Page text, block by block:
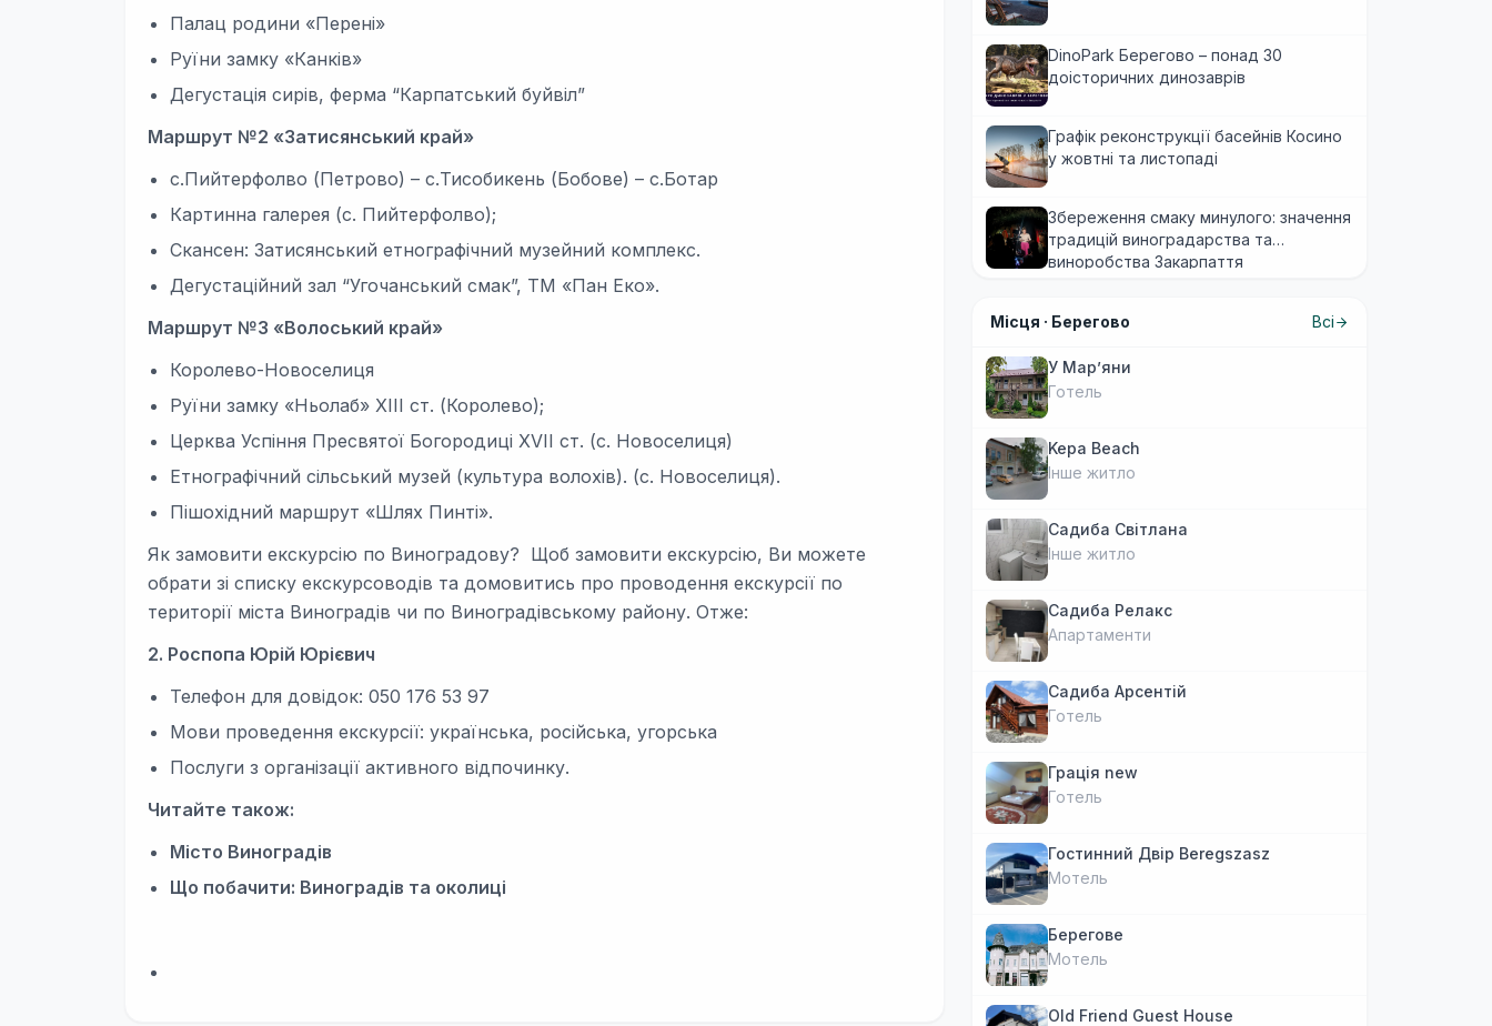
Палац родини «Перені»
Руїни замку «Канків»
Дегустація сирів, ферма “Карпатський буйвіл”
Маршрут №2 «Затисянський край»
с.Пийтерфолво (Петрово) – с.Тисобикень (Бобове) – с.Ботар
Картинна галерея (с. Пийтерфолво);
Скансен: Затисянський етнографічний музейний комплекс.
Дегустаційний зал “Угочанський смак”, ТМ «Пан Еко».
Маршрут №3 «Волоський край»
Королево-Новоселиця
Руїни замку «Ньолаб» XIII ст. (Королево);
Церква Успіння Пресвятої Богородиці XVII ст. (с. Новоселиця)
Етнографічний сільський музей (культура волохів). (с. Новоселиця).
Пішохідний маршрут «Шлях Пинті».
Як замовити екскурсію по Виноградову? Щоб замовити екскурсію, Ви можете
обрати зі списку екскурсоводів та домовитись про проводення екскурсії по
території міста Виноградів чи по Виноградівському району. Отже:
2. Роспопа Юрій Юрієвич
Телефон для довідок: 050 176 53 97
Мови проведення екскурсії: українська, російська, угорська
Послуги з організації активного відпочинку.
Читайте також:
Місто Виноградів
Що побачити: Виноградів та околиці
DinoPark Берегово – понад 30
доісторичних динозаврів
Графік реконструкції басейнів Косино
у жовтні та листопаді
Збереження смаку минулого: значення
традицій виноградарства та
виноробства Закарпаття
Місця · Берегово Всі
У Марʼяни
Готель
Kepa Beach
Інше житло
Садиба Світлана
Інше житло
Садиба Релакс
Апартаменти
Садиба Арсентій
Готель
Грація new
Готель
Гостинний Двір Beregszasz
Мотель
Берегове
Мотель
Old Friend Guest House